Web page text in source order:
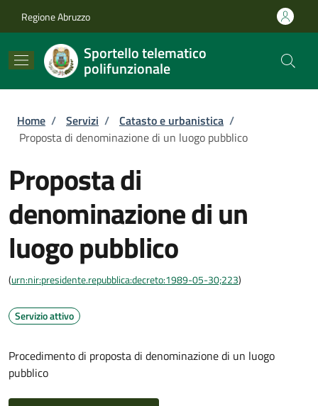
Regione Abruzzo
Sportello telematico
polifunzionale
Briciole di pane
Home / Servizi / Catasto e urbanistica /
Proposta di denominazione di un luogo pubblico
Proposta di
denominazione di un
luogo pubblico
(urn:nir:presidente.repubblica:decreto:1989-05-30;223)
Servizio attivo
Procedimento di proposta di denominazione di un luogo
pubblico